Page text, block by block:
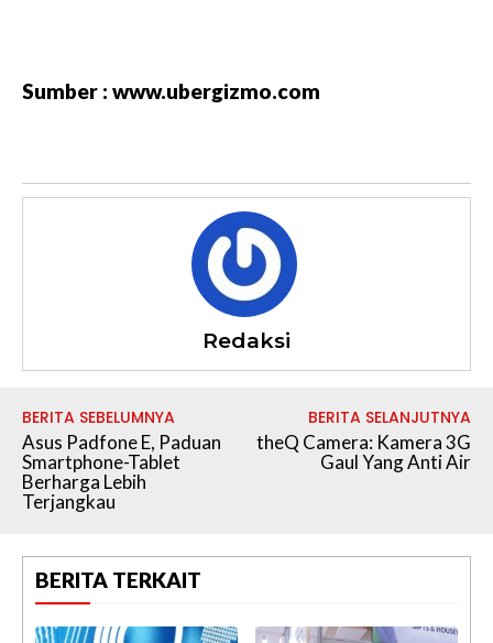
Sumber : www.ubergizmo.com
Redaksi
BERITA SEBELUMNYA
Asus Padfone E, Paduan
Smartphone-Tablet
Berharga Lebih
Terjangkau
BERITA SELANJUTNYA
theQ Camera: Kamera 3G
Gaul Yang Anti Air
BERITA TERKAIT